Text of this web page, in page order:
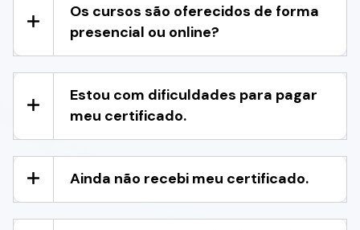
Os cursos são oferecidos de forma
presencial ou online?
Estou com dificuldades para pagar
meu certificado.
Ainda não recebi meu certificado.